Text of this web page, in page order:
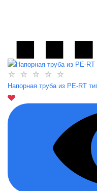
Напорная труба из PE-RT